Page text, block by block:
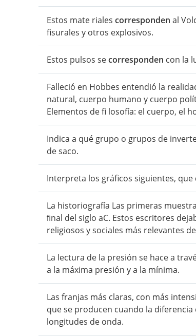
Estos mate riales corresponden al
fisurales y otros explosivos.
Estos pulsos secorresponden con la
Falleció en Hobbes entendió la
natural, cuerpo humano y cuerpo
Elementos de fi losofía: el cuerpo, el
Indica a qué grupo o grupos de
de saco.
Interpreta los gráficos siguientes, que
La historiografía Las primeras
ﬁnal del siglo aC. Estos escritores
religiosos y sociales más relevantes
La lectura de la presión se hace a
a la máxima presión y a la mínima.
Las franjas más claras, con más
que se producen cuando la
longitudes de onda.